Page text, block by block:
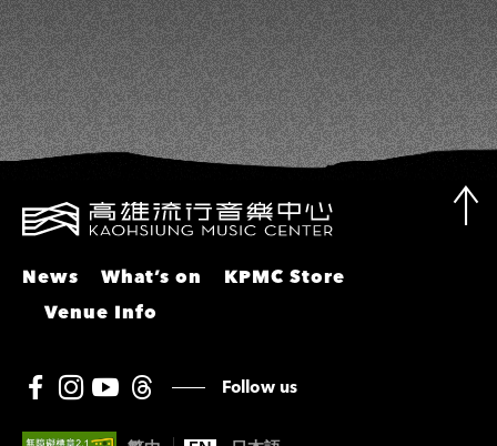
瑤
News What’s on
KPMC Store
Venue Info
Follow us